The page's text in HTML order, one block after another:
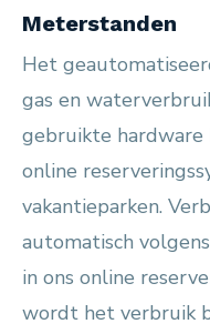
Meterstanden
Het
gas en
gebruikte hardware
online
vakantieparken.
automatisch
in ons online
wordt het verbruik